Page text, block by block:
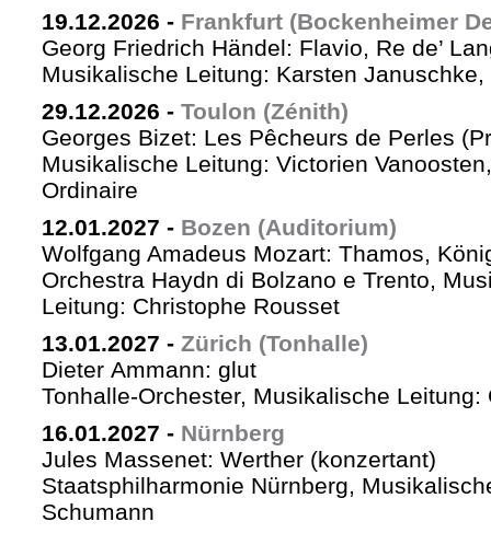
19.12.2026 - Frankfurt (Bockenheimer
Georg Friedrich Händel: Flavio, Re de’
Musikalische Leitung: Karsten
29.12.2026 - Toulon (Zénith)
Georges Bizet: Les Pêcheurs de Perles
Musikalische Leitung: Victorien
Ordinaire
12.01.2027 - Bozen (Auditorium)
Wolfgang Amadeus Mozart: Thamos,
Orchestra Haydn di Bolzano e Trento,
Leitung: Christophe Rousset
13.01.2027 - Zürich (Tonhalle)
Dieter Ammann: glut
Tonhalle-Orchester, Musikalische Leitung:
16.01.2027 - Nürnberg
Jules Massenet: Werther (konzertant)
Staatsphilharmonie Nürnberg,
Schumann